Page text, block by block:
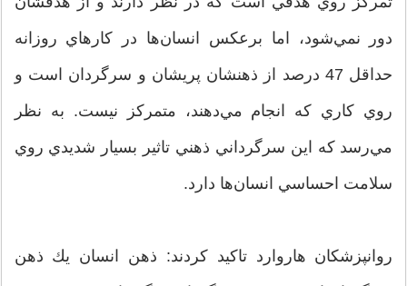
دور نمي‌شود، اما برعكس انسان‌ها در كارهاي روزانه
حداقل 47 درصد از ذهنشان پريشان و سرگردان است و
روي كاري كه انجام مي‌دهند، متمركز نيست. به نظر
مي‌رسد كه اين سرگرداني ذهني تاثير بسيار شديدي روي
سلامت احساسي انسان‌ها دارد.
روانپزشكان هاروارد تاكيد كردند: ذهن انسان يك ذهن